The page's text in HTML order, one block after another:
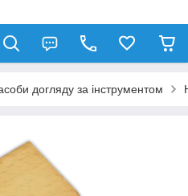
догляду за інструментом